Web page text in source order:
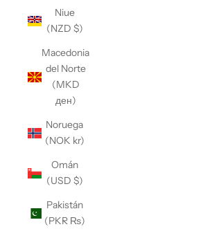
Niue
(NZD $)
Macedonia
del Norte
(MKD
ден)
Noruega
(NOK kr)
Omán
(USD $)
Pakistán
(PKR ₨)